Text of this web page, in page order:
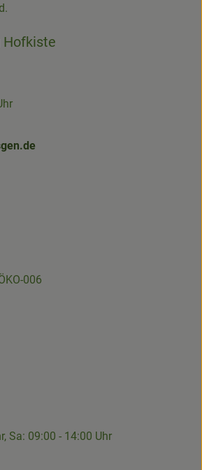
Hofkiste
006
www.instagram.com/die.hofkiste/
zu https://www.facebook.com/p/Die-
Sa: 09:00 - 14:00 Uhr